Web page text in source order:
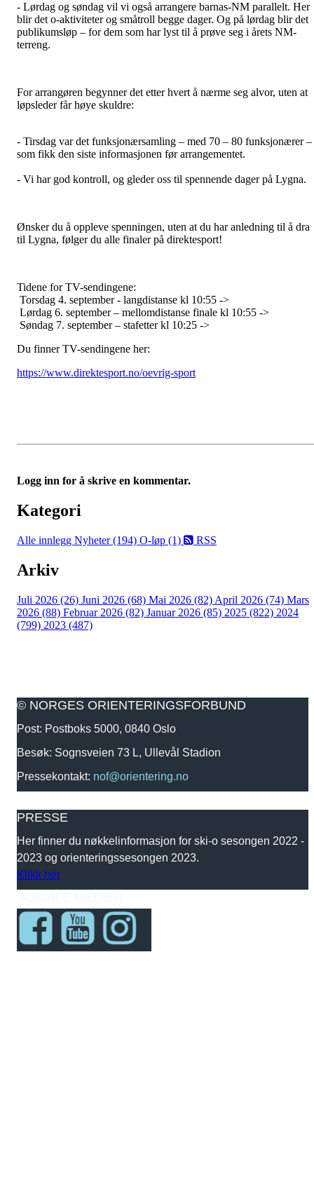
- Lørdag og søndag vil vi også arrangere barnas-NM parallelt. Her
blir det o-aktiviteter og småtroll begge dager. Og på lørdag blir det
publikumsløp – for dem som har lyst til å prøve seg i årets NM-
terreng.
For arrangøren begynner det etter hvert å nærme seg alvor, uten at
løpsleder får høye skuldre:
- Tirsdag var det funksjonærsamling – med 70 – 80 funksjonærer –
som fikk den siste informasjonen før arrangementet.
- Vi har god kontroll, og gleder oss til spennende dager på Lygna.
Ønsker du å oppleve spenningen, uten at du har anledning til å dra
til Lygna, følger du alle finaler på direktesport!
Tidene for TV-sendingene:
Torsdag 4. september - langdistanse kl 10:55 ->
Lørdag 6. september – mellomdistanse finale kl 10:55 ->
Søndag 7. september – stafetter kl 10:25 ->
Du finner TV-sendingene her:
https://www.direktesport.no/oevrig-sport
Logg inn for å skrive en kommentar.
Kategori
Alle innlegg Nyheter (194) O-løp (1) RSS
Arkiv
Juli 2026 (26) Juni 2026 (68) Mai 2026 (82) April 2026 (74) Mars
2026 (88) Februar 2026 (82) Januar 2026 (85) 2025 (822) 2024
(799) 2023 (487)
© NORGES ORIENTERINGSFORBUND
Post: Postboks 5000, 0840 Oslo
Besøk: Sognsveien 73 L, Ullevål Stadion
Pressekontakt: nof@orientering.no
PRESSE
Her finner du nøkkelinformasjon for ski-o sesongen 2022 -
2023 og orienteringssesongen 2023.
Klikk her